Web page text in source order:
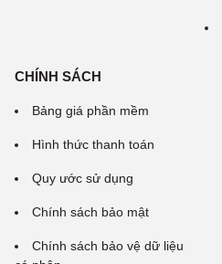
CHÍNH SÁCH
Bảng giá phần mềm
Hình thức thanh toán
Quy ước sử dụng
Chính sách bảo mật
Chính sách bảo vệ dữ liệu